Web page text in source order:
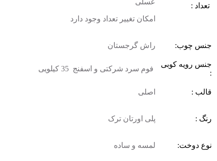
تعداد :
امکان تغییر تعداد وجود دارد
جنس چوب: راش گرجستان
جنس رویه کوبی
:
فوم سرد شرکتی و اسفنج 35 کیلویی
قالب : اصلی
رنگ : پلی اورتان ترک
نوع دوخت: لمسه و ساده